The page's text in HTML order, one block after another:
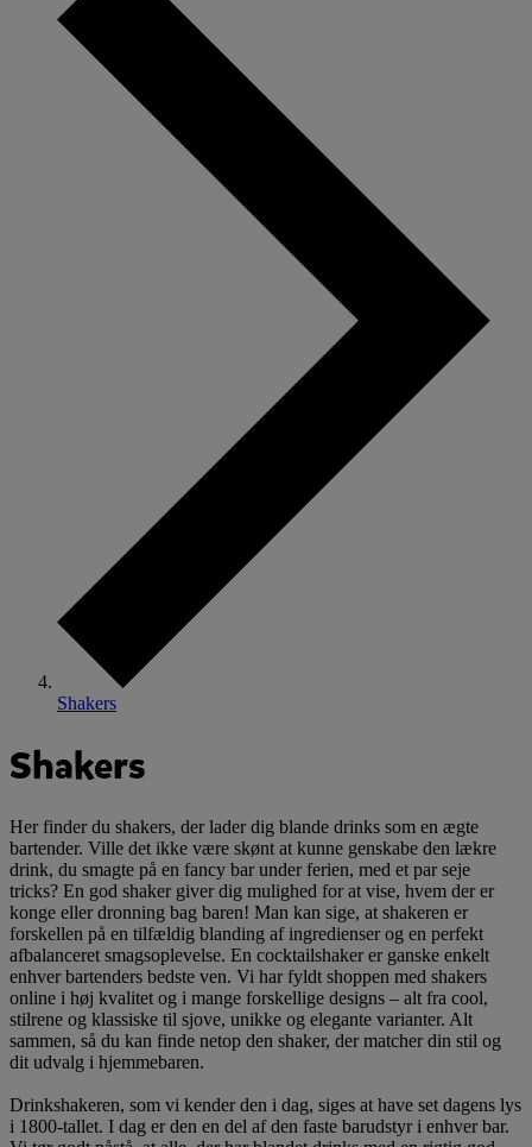
Shakers
Shakers
Her finder du shakers, der lader dig blande drinks som en ægte
bartender. Ville det ikke være skønt at kunne genskabe den lækre
drink, du smagte på en fancy bar under ferien, med et par seje
tricks? En god shaker giver dig mulighed for at vise, hvem der er
konge eller dronning bag baren! Man kan sige, at shakeren er
forskellen på en tilfældig blanding af ingredienser og en perfekt
afbalanceret smagsoplevelse. En cocktailshaker er ganske enkelt
enhver bartenders bedste ven. Vi har fyldt shoppen med shakers
online i høj kvalitet og i mange forskellige designs – alt fra cool,
stilrene og klassiske til sjove, unikke og elegante varianter. Alt
sammen, så du kan finde netop den shaker, der matcher din stil og
dit udvalg i hjemmebaren.
Drinkshakeren, som vi kender den i dag, siges at have set dagens lys
i 1800-tallet. I dag er den en del af den faste barudstyr i enhver bar.